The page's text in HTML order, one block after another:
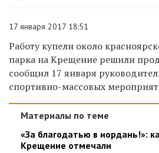
17 января 2017 18:51
Работу купели около
парка на Крещение решили
сообщил 17 января
спортивно-массовых
Материалы по теме
«За благодатью в иордань!»:
Крещение отмечали